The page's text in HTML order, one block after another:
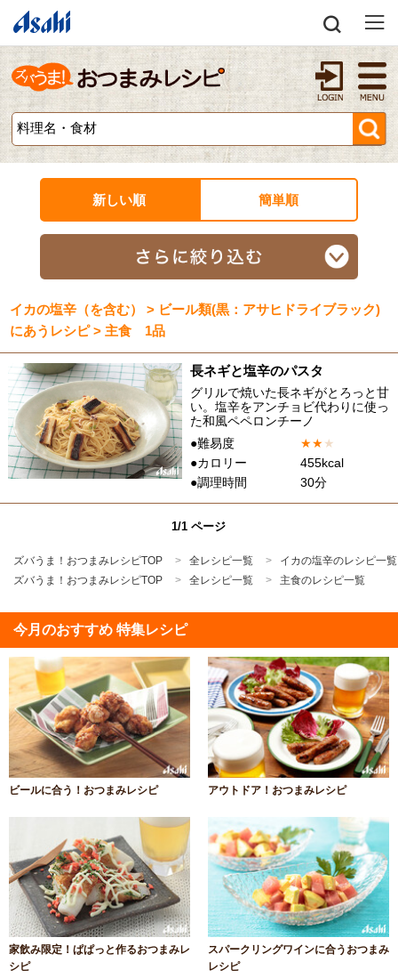
新しい順 簡単順
イカの塩辛（を含む） > ビール類(黒：アサヒドライブラック)
にあうレシピ > 主食 1品
長ネギと塩辛のパスタ
グリルで焼いた長ネギがとろっと甘
い。塩辛をアンチョビ代わりに使っ
た和風ペペロンチーノ
●難易度
★★★
●カロリー
455kcal
●調理時間
30分
1/1 ページ
ズバうま！おつまみレシピTOP 全レシピ一覧
イカの塩辛のレシピ一覧
ズバうま！おつまみレシピTOP
全レシピ一覧 主食のレシピ一覧
今月のおすすめ 特集レシピ
ビールに合う！おつまみレシピ アウトドア！おつまみレシピ
家飲み限定！ぱぱっと作るおつまみレ
シピ
スパークリングワインに合うおつまみ
レシピ